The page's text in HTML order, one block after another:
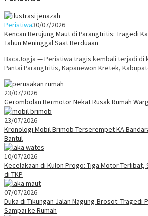
Peristiwa30/07/2026
Kencan Berujung Maut di Parangtritis: Tragedi
Tahun Meninggal Saat Berduaan
BacaJogja — Peristiwa tragis kembali terjadi di
Pantai Parangtritis, Kapanewon Kretek,
23/07/2026
Gerombolan Bermotor Nekat Rusak Rumah
23/07/2026
Kronologi Mobil Brimob Terserempet KA
Bantul
10/07/2026
Kecelakaan di Kulon Progo: Tiga Motor Terlibat,
di TKP
07/07/2026
Duka di Tikungan Jalan Nagung-Brosot: Tragedi
Sampai ke Rumah